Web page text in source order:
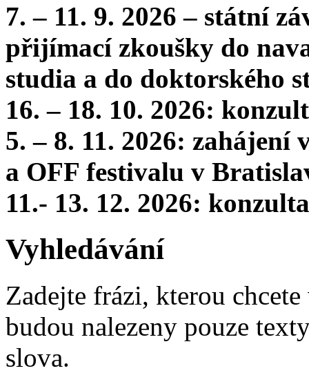
7. – 11. 9. 2026 – státní
přijímací zkoušky do
studia a do doktorského
16. – 18. 10. 2026:
5. – 8. 11. 2026:
a OFF festivalu v
11.- 13. 12. 2026:
Vyhledávání
Zadejte frázi, kterou
budou nalezeny pouze
slova.